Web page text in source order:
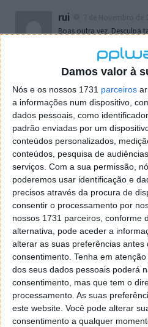
Damos valor à
Nós e os nossos 1731 parceiros
a informações num dispositivo,
dados pessoais, como
padrão enviadas por um
conteúdos personalizados,
conteúdos, pesquisa de
serviços. Com a sua permissão,
poderemos usar identificação e
precisos através da procura de
consentir o processamento por
nossos 1731 parceiros, conforme
alternativa, pode aceder a
alterar as suas preferências
consentimento. Tenha em
dos seus dados pessoais poderá
consentimento, mas que tem o
processamento. As suas
este website. Você pode alterar
consentimento a qualquer
rui
Boas outra vez. Desculpa
o firefox como browser
de control tudo e nada.
tentei apagar o explorer
firefox mas em vao. Kaso
agradecido, caso
Responder
Vítor M.
7 de
@Reporter
Desculpa mas o link
o MSn Messenger 8.
Responder
Vítor M.
7 de
@Rui
Tens de encontrar o que te
janela iniciar e no topo
rato faz propriedades.
clica no botão
geral a opção para